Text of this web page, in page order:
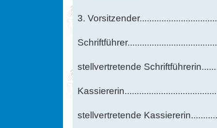
3.
stellvertretende
stellvertretende